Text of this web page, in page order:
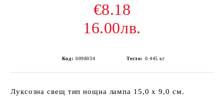
€8.18
16.00лв.
Код: 0098034 Тегло: 0.445 кг
Луксозна свещ тип нощна лампа 15,0 х 9,0 см.